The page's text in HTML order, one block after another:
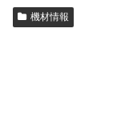
機材情報